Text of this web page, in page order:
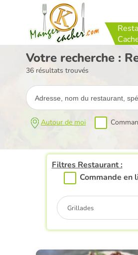
Votre recherche :
36 résultats trouvés
Autour de moi
Filtres Restaurant :
Commande en
Grillades